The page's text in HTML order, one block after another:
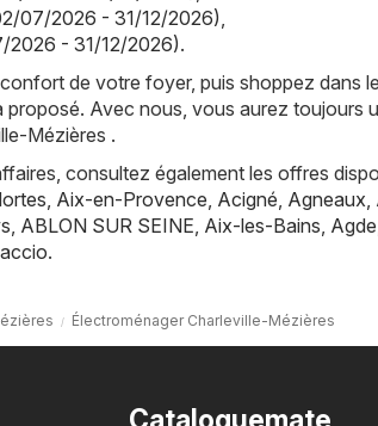
07/2026 - 31/12/2026)
2026 - 31/12/2026).
de votre foyer, puis shoppez dans
proposé. Avec nous, vous aurez toujours
Mézières .
consultez également les offres
Aix-en-Provence Acigné Agneaux
ABLON SUR SEINE Aix-les-Bains Agde
.
Électroménager Charleville-Mézières